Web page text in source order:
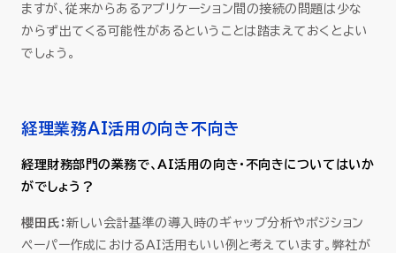
ますが、従来からあるアプリケーション間の接続の問題は少な
からず出てくる可能性があるということは踏まえておくとよい
でしょう。
経理業務AI活用の向き不向き
経理財務部門の業務で、AI活用の向き・不向きについてはいか
がでしょう？
櫻田氏：新しい会計基準の導入時のギャップ分析やポジション
ペーパー作成におけるAI活用もいい例と考えています。弊社が